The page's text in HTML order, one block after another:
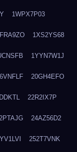
1WPX7P03
1XS2YS68
1YYN7W1J
20GH4EFO
22R2IX7P
24AZ56D2
252T7VNK